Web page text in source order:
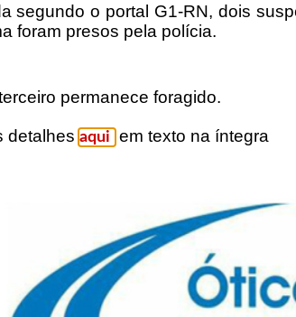
segundo o portal G1-RN, dois
foram presos pela polícia.
permanece foragido.
detalhesaqui em texto na íntegra